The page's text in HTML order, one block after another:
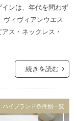
ンは、年代を問わず
ヴィヴィアンウエス
ス・ネックレス・
続きを読む
ハイブランド条件別一覧